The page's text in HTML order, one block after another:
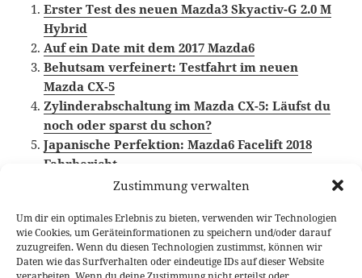
Zustimmung verwalten
Um dir ein optimales Erlebnis zu bieten, verwenden wir Technologien
wie Cookies, um Geräteinformationen zu speichern und/oder darauf
zuzugreifen. Wenn du diesen Technologien zustimmst, können wir
Daten wie das Surfverhalten oder eindeutige IDs auf dieser Website
Erster Test des neuen Mazda3 Skyactiv-G 2.0 M
Hybrid
Auf ein Date mit dem 2017 Mazda6
Behutsam verfeinert: Testfahrt im neuen
Mazda CX-5
Zylinderabschaltung im Mazda CX-5: Läufst du
noch oder sparst du schon?
Japanische Perfektion: Mazda6 Facelift 2018
Fahrbericht
Veröffentlicht
am
20. August 2019 Autor
Fabian Meßner Kategorien
Fahrberichte
Mazda
Mazda3 , Video Fahrbericht